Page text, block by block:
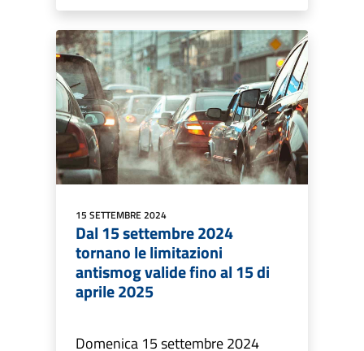
15 SETTEMBRE 2024
Dal 15 settembre 2024
tornano le limitazioni
antismog valide fino al 15 di
aprile 2025
Domenica 15 settembre 2024